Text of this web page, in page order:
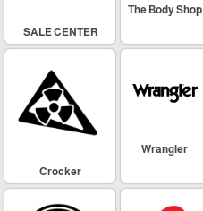
The Body Shop
SALE CENTER
Wrangler
Crocker